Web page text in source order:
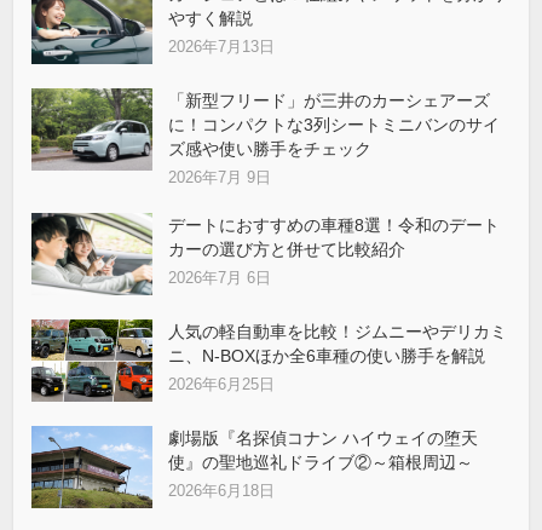
やすく解説
2026年7月13日
「新型フリード」が三井のカーシェアーズ
に！コンパクトな3列シートミニバンのサイ
ズ感や使い勝手をチェック
2026年7月 9日
デートにおすすめの車種8選！令和のデート
カーの選び方と併せて比較紹介
2026年7月 6日
人気の軽自動車を比較！ジムニーやデリカミ
ニ、N-BOXほか全6車種の使い勝手を解説
2026年6月25日
劇場版『名探偵コナン ハイウェイの堕天
使』の聖地巡礼ドライブ②～箱根周辺～
2026年6月18日